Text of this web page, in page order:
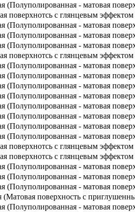
(Полуполированная - матовая
поверхнотсь с глянцевым эффектом
(Полуполированная - матовая
(Полуполированная - матовая
(Полуполированная - матовая
поверхнотсь с глянцевым эффектом
(Полуполированная - матовая
(Полуполированная - матовая
(Полуполированная - матовая
(Полуполированная - матовая
(Полуполированная - матовая
(Полуполированная - матовая
(Полуполированная - матовая
(Полуполированная - матовая
поверхнотсь с глянцевым эффектом
поверхнотсь с глянцевым эффектом
(Полуполированная - матовая
(Полуполированная - матовая
(Полуполированная - матовая
(Матовая поверхность с
(Полуполированная - матовая